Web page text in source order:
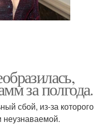
за полгода.
сбой, из-за которого
неузнаваемой.